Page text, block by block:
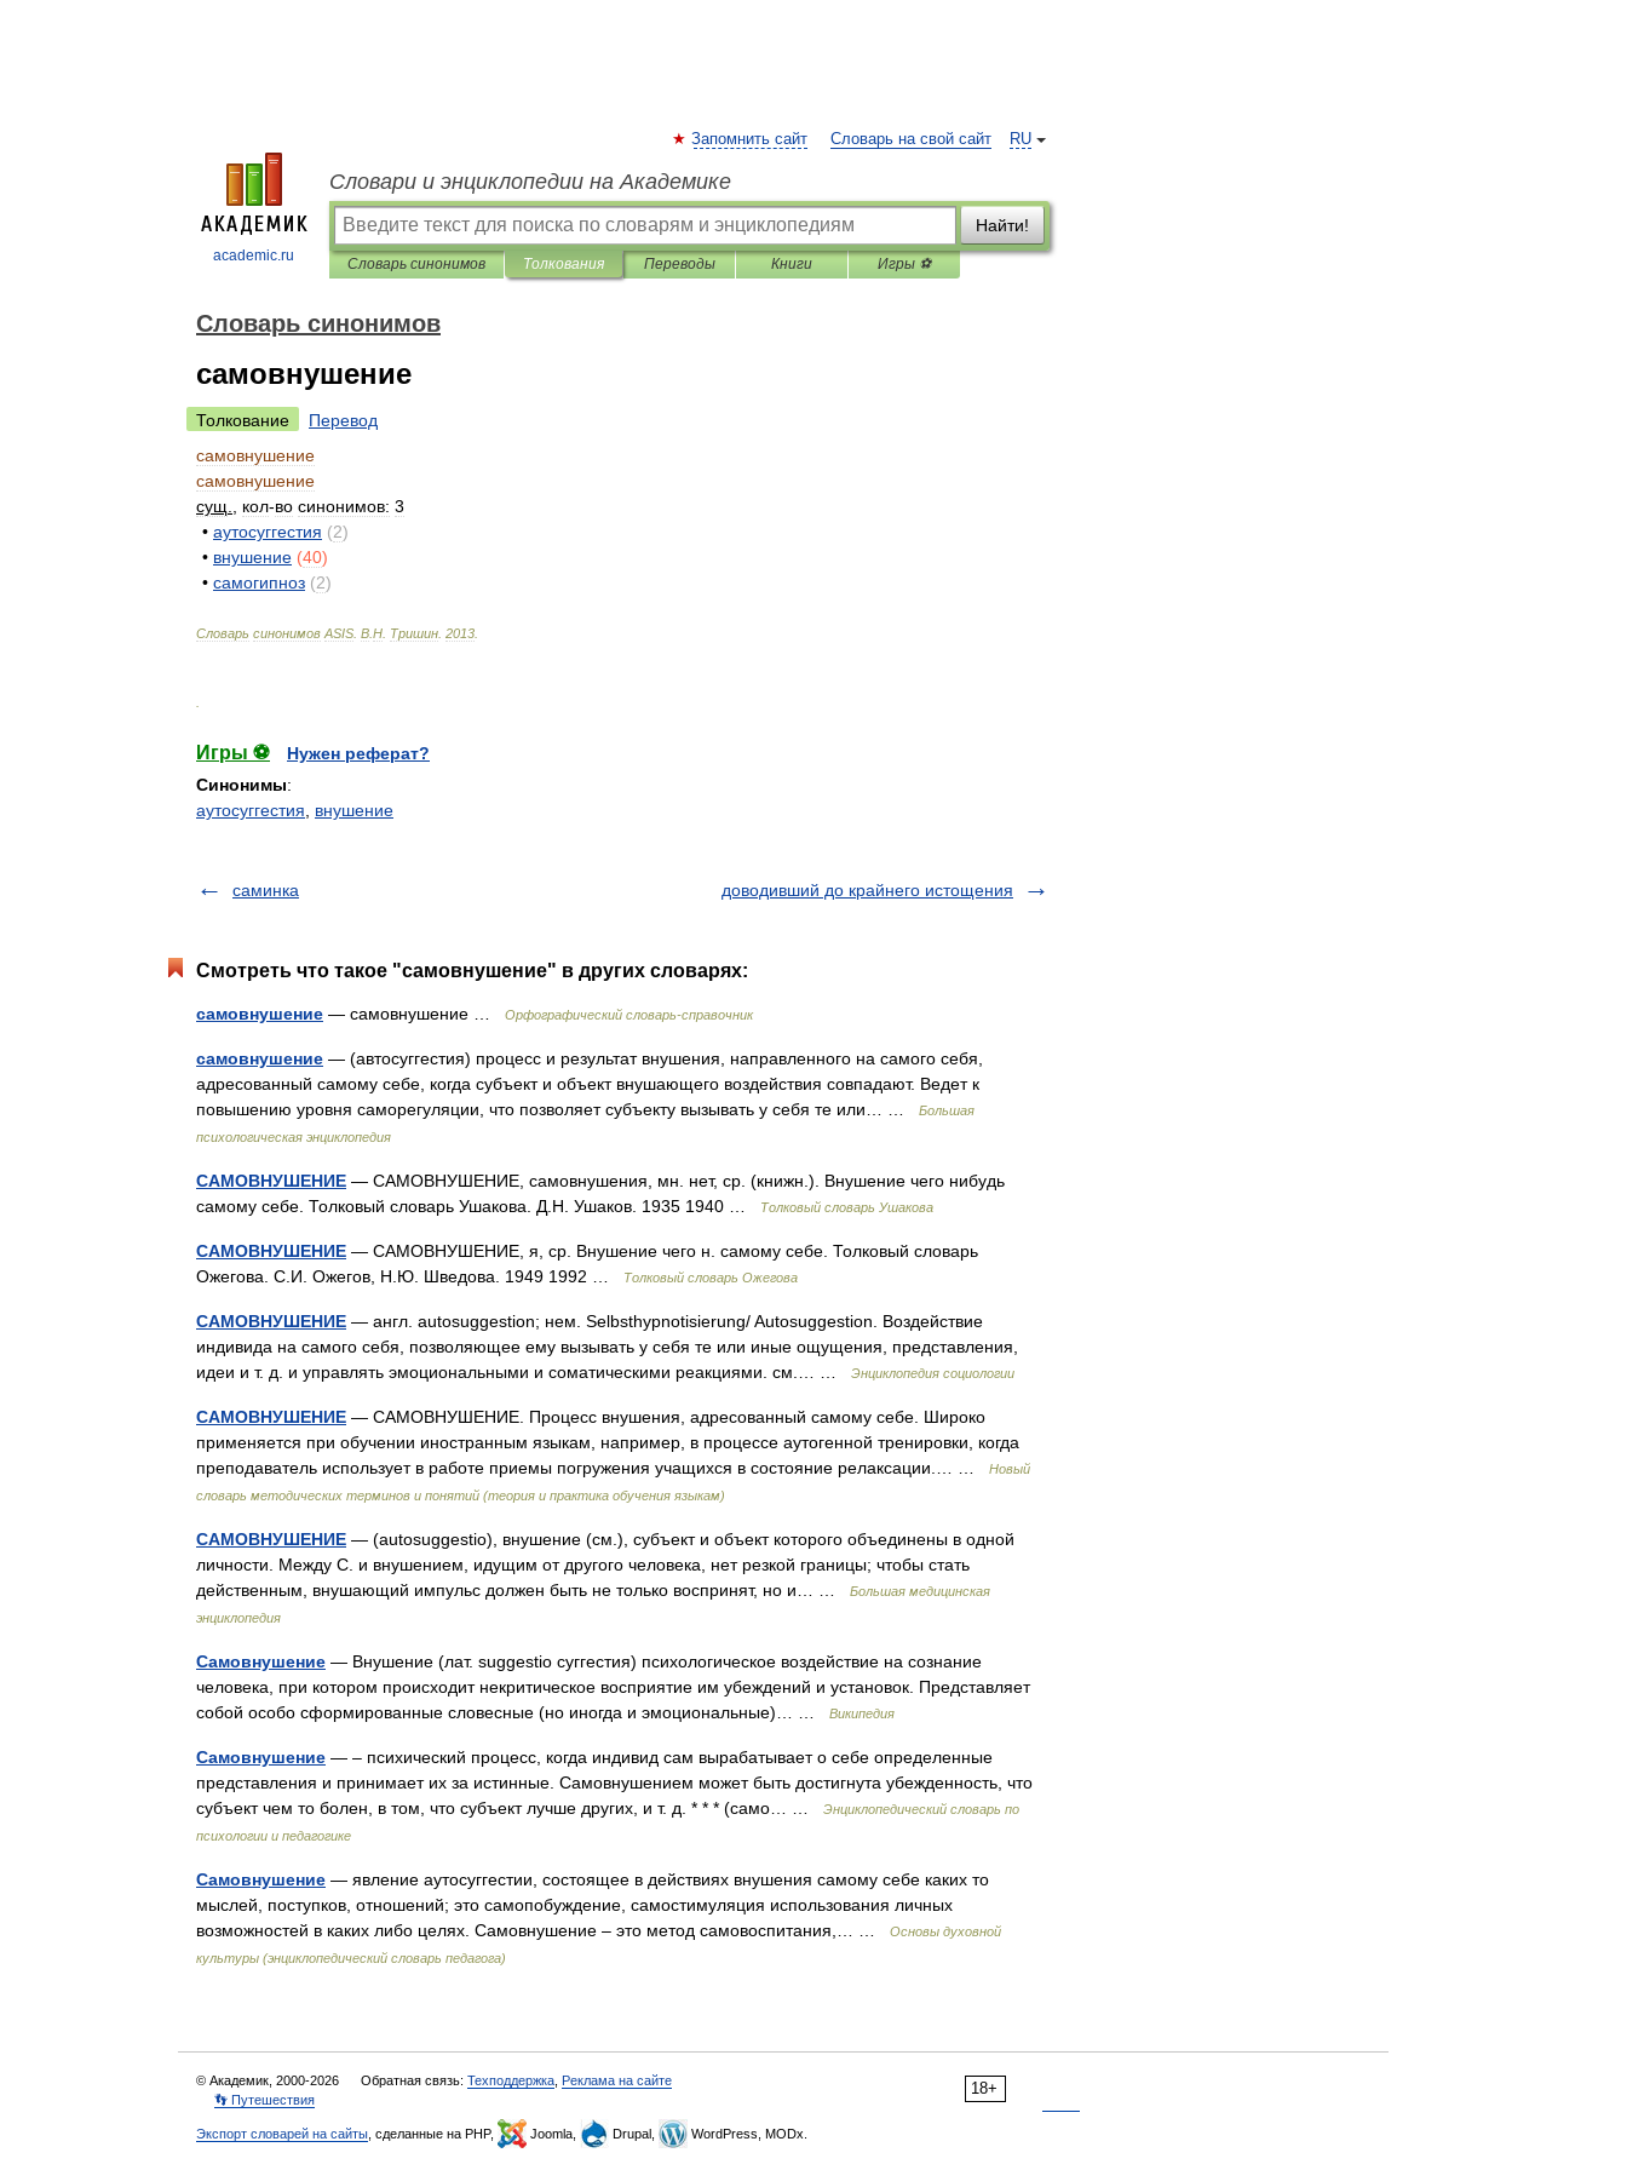
academic.ru
RU
Запомнить сайт Словарь на свой сайт
Словари и энциклопедии на Академике
Найти!
Словарь синонимов Толкования Переводы Книги Игры ⚽
Словарь синонимов
самовнушение
Толкование
Перевод
самовнушение
самовнушение
сущ
кол-во синонимов: 3
• аутосуггестия (2)
• внушение (40)
• самогипноз (2)
Словарь синонимов ASIS В Н Тришин 2013
Игры ⚽
Нужен реферат?
Синонимы:
аутосуггестия
внушение
саминка доводивший до крайнего истощения
Смотреть что такое "самовнушение" в других словарях:
самовнушение — самовнушение … Орфографический словарь-справочник
самовнушение — (автосуггестия) процесс и результат внушения, направленного на самого себя,
адресованный самому себе, когда субъект и объект внушающего воздействия совпадают. Ведет к
повышению уровня саморегуляции, что позволяет субъекту вызывать у себя те или… …
Большая
психологическая энциклопедия
САМОВНУШЕНИЕ — САМОВНУШЕНИЕ, самовнушения, мн. нет, ср. (книжн.). Внушение чего нибудь
самому себе. Толковый словарь Ушакова. Д.Н. Ушаков. 1935 1940 …
Толковый словарь Ушакова
САМОВНУШЕНИЕ — САМОВНУШЕНИЕ, я, ср. Внушение чего н. самому себе. Толковый словарь
Ожегова. С.И. Ожегов, Н.Ю. Шведова. 1949 1992 …
Толковый словарь Ожегова
САМОВНУШЕНИЕ — англ. autosuggestion; нем. Selbsthypnotisierung/ Autosuggestion. Воздействие
индивида на самого себя, позволяющее ему вызывать у себя те или иные ощущения, представления,
идеи и т. д. и управлять эмоциональными и соматическими реакциями. см.… …
Энциклопедия социологии
САМОВНУШЕНИЕ — САМОВНУШЕНИЕ. Процесс внушения, адресованный самому себе. Широко
применяется при обучении иностранным языкам, например, в процессе аутогенной тренировки, когда
преподаватель использует в работе приемы погружения учащихся в состояние релаксации.… …
Новый
словарь методических терминов и понятий (теория и практика обучения языкам)
САМОВНУШЕНИЕ — (autosuggestio), внушение (см.), субъект и объект которого объединены в одной
личности. Между С. и внушением, идущим от другого человека, нет резкой границы; чтобы стать
действенным, внушающий импульс должен быть не только воспринят, но и… …
Большая медицинская
энциклопедия
Самовнушение — Внушение (лат. suggestio суггестия) психологическое воздействие на сознание
человека, при котором происходит некритическое восприятие им убеждений и установок. Представляет
собой особо сформированные словесные (но иногда и эмоциональные)… …
Википедия
Самовнушение — – психический процесс, когда индивид сам вырабатывает о себе определенные
представления и принимает их за истинные. Самовнушением может быть достигнута убежденность, что
субъект чем то болен, в том, что субъект лучше других, и т. д. * * * (само… …
Энциклопедический словарь по
психологии и педагогике
Самовнушение — явление аутосуггестии, состоящее в действиях внушения самому себе каких то
мыслей, поступков, отношений; это самопобуждение, самостимуляция использования личных
возможностей в каких либо целях. Самовнушение – это метод самовоспитания,… …
Основы духовной
культуры (энциклопедический словарь педагога)
18+
© Академик, 2000-2026 Обратная связь: Техподдержка Реклама на сайте
👣 Путешествия
Экспорт словарей на сайты , сделанные на PHP, Joomla, Drupal, WordPress, MODx.